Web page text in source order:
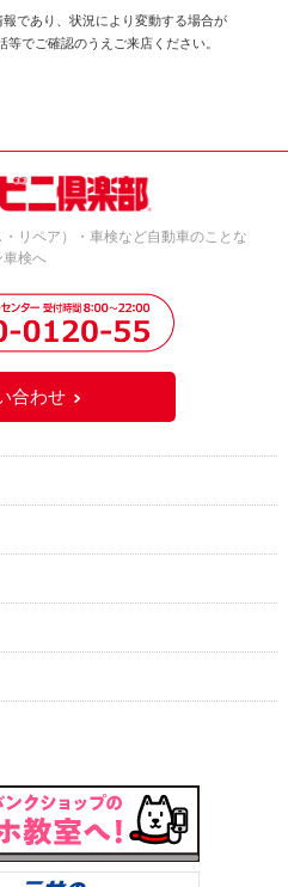
であり、状況により変動する場合が
でご確認のうえご来店ください。
リペア）・車検など自動車のことな
車検へ
合わせ